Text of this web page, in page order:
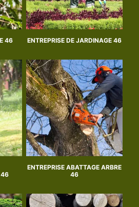
46 ENTREPRISE DE JARDINAGE 46
46
ENTREPRISE ABATTAGE ARBRE
46